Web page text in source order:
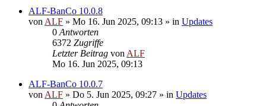
ALF-BanCo 10.0.8
von ALF » Mo 16. Jun 2025, 09:13 » in Updates
0 Antworten
6372 Zugriffe
Letzter Beitrag von ALF
Mo 16. Jun 2025, 09:13
ALF-BanCo 10.0.7
von ALF » Do 5. Jun 2025, 09:27 » in Updates